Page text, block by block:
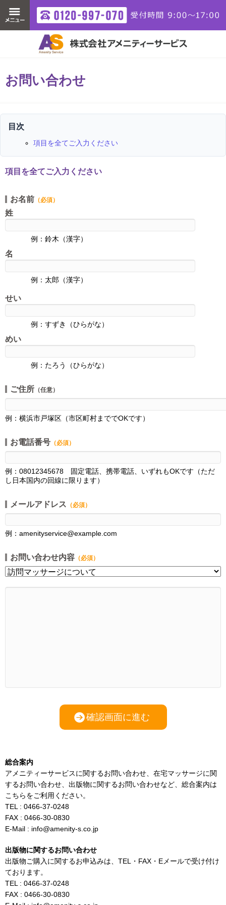
お問い合わせ
目次
項目を全てご入力ください
項目を全てご入力ください
お名前 （必須）
姓
例：鈴木（漢字）
名
例：太郎（漢字）
せい
例：すずき（ひらがな）
めい
例：たろう（ひらがな）
ご住所 （任意）
例：横浜市戸塚区（市区町村まででOKです）
お電話番号 （必須）
例：08012345678 固定電話、携帯電話、いずれもOKです（ただ
し日本国内の回線に限ります）
メールアドレス （必須）
例：amenityservice@example.com
お問い合わせ内容 （必須）
総合案内
アメニティーサービスに関するお問い合わせ、在宅マッサージに関
するお問い合わせ、出版物に関するお問い合わせなど、総合案内は
こちらをご利用ください。
TEL : 0466-37-0248
FAX : 0466-30-0830
E-Mail : info@amenity-s.co.jp
出版物に関するお問い合わせ
出版物ご購入に関するお申込みは、TEL・FAX・Eメールで受け付け
ております。
TEL : 0466-37-0248
FAX : 0466-30-0830